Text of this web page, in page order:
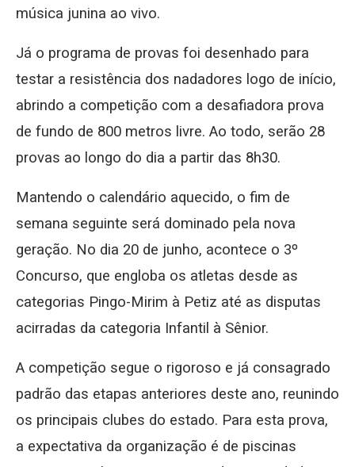
música junina ao vivo.
Já o programa de provas foi desenhado para
testar a resistência dos nadadores logo de início,
abrindo a competição com a desafiadora prova
de fundo de 800 metros livre. Ao todo, serão 28
provas ao longo do dia a partir das 8h30.
Mantendo o calendário aquecido, o fim de
semana seguinte será dominado pela nova
geração. No dia 20 de junho, acontece o 3º
Concurso, que engloba os atletas desde as
categorias Pingo-Mirim à Petiz até as disputas
acirradas da categoria Infantil à Sênior.
A competição segue o rigoroso e já consagrado
padrão das etapas anteriores deste ano, reunindo
os principais clubes do estado. Para esta prova,
a expectativa da organização é de piscinas